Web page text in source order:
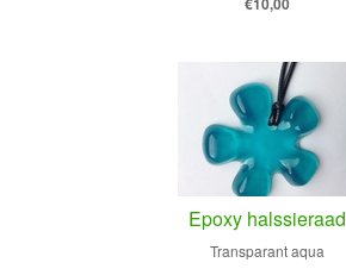
Epoxy halssieraad
Transparant aqua